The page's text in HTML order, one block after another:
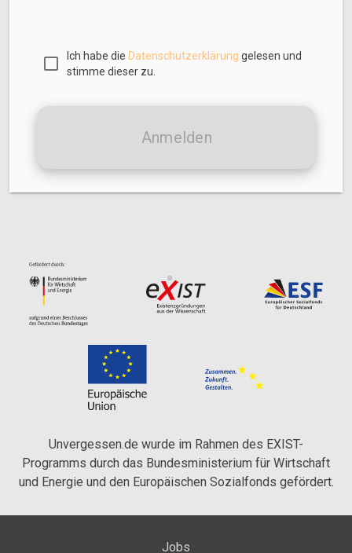
Ich habe die Datenschutzerklärung gelesen und
stimme dieser zu.
Anmelden
Unvergessen.de wurde im Rahmen des EXIST-
Programms durch das Bundesministerium für Wirtschaft
und Energie und den Europäischen Sozialfonds gefördert.
Jobs